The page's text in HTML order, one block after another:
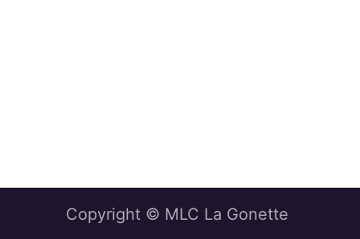
Copyright © MLC La Gonette